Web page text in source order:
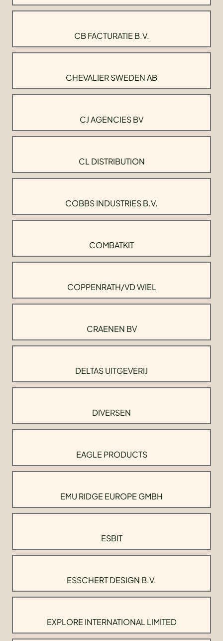
CB FACTURATIE B.V.
CHEVALIER SWEDEN AB
CJ AGENCIES BV
CL DISTRIBUTION
COBBS INDUSTRIES B.V.
COMBATKIT
COPPENRATH/VD WIEL
CRAENEN BV
DELTAS UITGEVERIJ
DIVERSEN
EAGLE PRODUCTS
EMU RIDGE EUROPE GMBH
ESBIT
ESSCHERT DESIGN B.V.
EXPLORE INTERNATIONAL LIMITED